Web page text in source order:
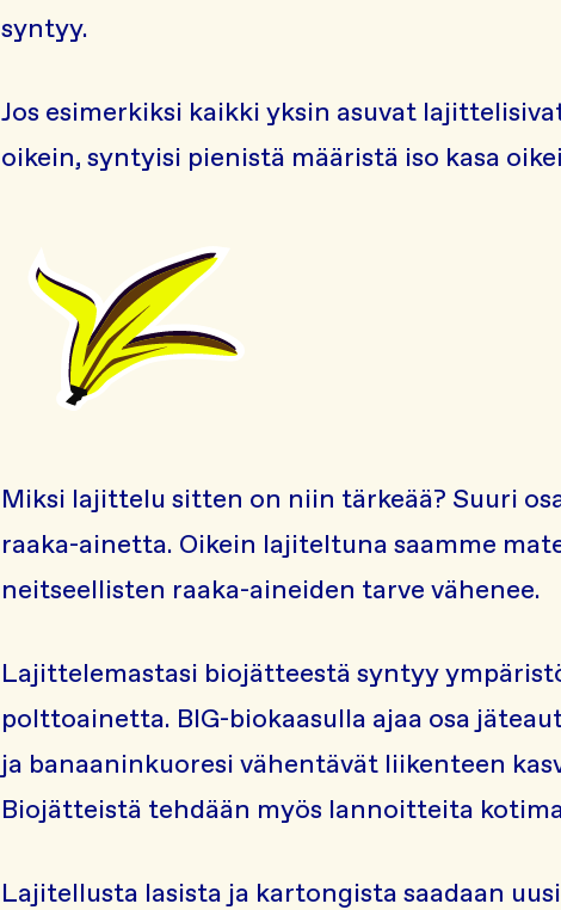
syntyy.
Jos esimerkiksi kaikki yksin asuvat
oikein, syntyisi pienistä määristä iso kasa
Miksi lajittelu sitten on niin tärkeää? Suuri
raaka-ainetta. Oikein lajiteltuna saamme
neitseellisten raaka-aineiden tarve vähenee.
Lajittelemastasi biojätteestä syntyy
polttoainetta. BIG-biokaasulla ajaa osa
ja banaaninkuoresi vähentävät liikenteen
Biojätteistä tehdään myös lannoitteita
Lajitellusta lasista ja kartongista saadaan